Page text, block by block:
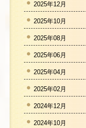
2025年12月
2025年10月
2025年08月
2025年06月
2025年04月
2025年02月
2024年12月
2024年10月